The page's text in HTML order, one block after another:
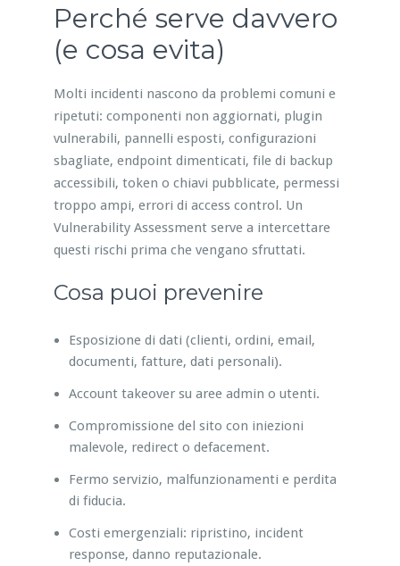
Perché serve davvero
(e cosa evita)
Molti incidenti nascono da problemi comuni e
ripetuti: componenti non aggiornati, plugin
vulnerabili, pannelli esposti, configurazioni
sbagliate, endpoint dimenticati, file di backup
accessibili, token o chiavi pubblicate, permessi
troppo ampi, errori di access control. Un
Vulnerability Assessment serve a intercettare
questi rischi prima che vengano sfruttati.
Cosa puoi prevenire
Esposizione di dati (clienti, ordini, email,
documenti, fatture, dati personali).
Account takeover su aree admin o utenti.
Compromissione del sito con iniezioni
malevole, redirect o defacement.
Fermo servizio, malfunzionamenti e perdita
di fiducia.
Costi emergenziali: ripristino, incident
response, danno reputazionale.